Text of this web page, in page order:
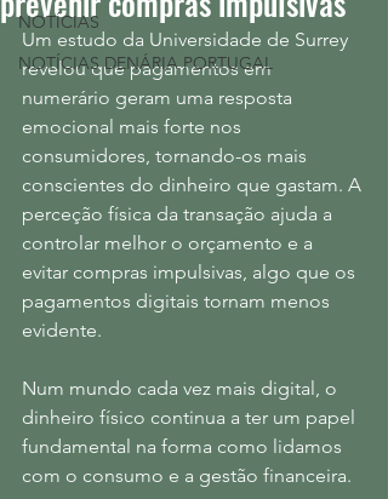
NOTÍCIAS
NOTÍCIAS DENÁRIA PORTUGAL
Um estudo da Universidade de Surrey
revelou que pagamentos em
numerário geram uma resposta
emocional mais forte nos
consumidores, tornando-os mais
conscientes do dinheiro que gastam. A
perceção física da transação ajuda a
controlar melhor o orçamento e a
evitar compras impulsivas, algo que os
pagamentos digitais tornam menos
evidente.
Num mundo cada vez mais digital, o
dinheiro físico continua a ter um papel
fundamental na forma como lidamos
com o consumo e a gestão financeira.